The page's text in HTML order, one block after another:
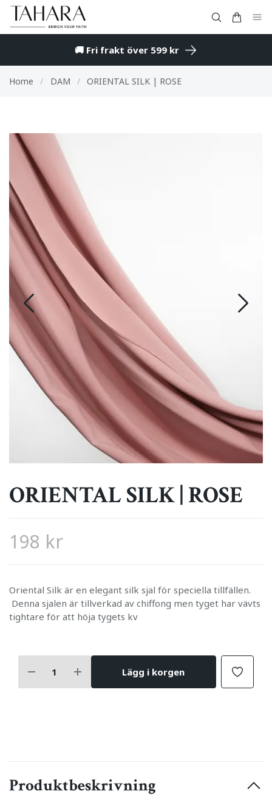
🚚 Fri frakt över 599 kr
Home / DAM / ORIENTAL SILK | ROSE
ORIENTAL SILK | ROSE
198 kr
Oriental Silk är en elegant silk sjal för speciella tillfällen.
Denna sjalen är tillverkad av chiffong men tyget har vävts
tightare för att höja tygets kv
Lägg i korgen
Produktbeskrivning